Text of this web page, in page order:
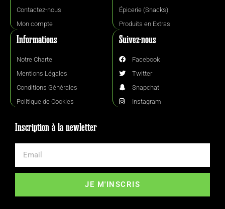
Contactez-nous
Mon compte
Épicerie (Snacks)
Produits en Extras
Informations
Notre Charte
Mentions Légales
Conditions Générales
Politique de Cookies
Suivez-nous
Facebook
Twitter
Snapchat
Instagram
Inscription à la newletter
JE M'INSCRIS